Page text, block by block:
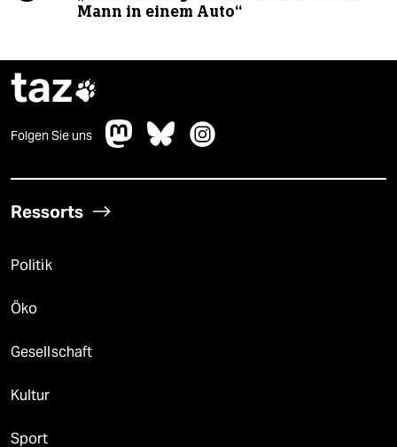
Mann in einem Auto“
taz
Folgen Sie uns
Ressorts
Politik
Öko
Gesellschaft
Kultur
Sport